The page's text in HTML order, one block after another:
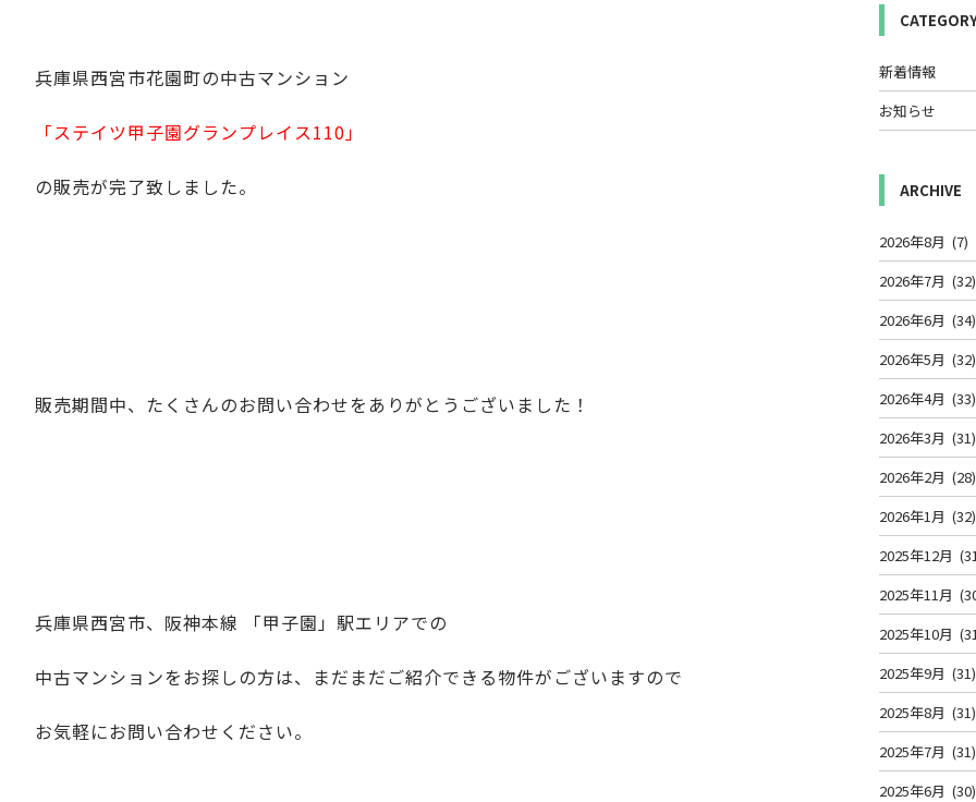
兵庫県西宮市花園町の中古マンション
「ステイツ甲子園グランプレイス110」
の販売が完了致しました。
販売期間中、たくさんのお問い合わせをありがとうございました！
兵庫県西宮市、阪神本線 「甲子園」駅エリアでの
中古マンションをお探しの方は、まだまだご紹介できる物件がございますので
お気軽にお問い合わせください。
新着情報
お知らせ
ARCHIVE
2026年8月 (7)
2026年7月 (32)
2026年6月 (34)
2026年5月 (32)
2026年4月 (33)
2026年3月 (31)
2026年2月 (28)
2026年1月 (32)
2025年12月
2025年11月
2025年10月
2025年9月 (31)
2025年8月 (31)
2025年7月 (31)
2025年6月 (30)